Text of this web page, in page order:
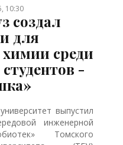
10:30
создал
для
среди
-
выпустил
инженерной
Томского